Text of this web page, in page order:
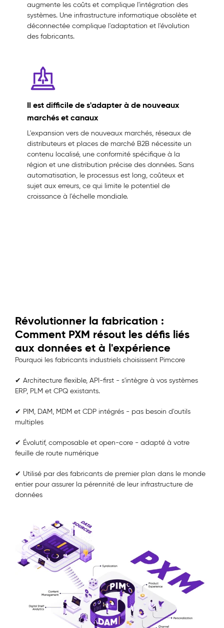
augmente les coûts et complique l'intégration des
systèmes. Une infrastructure informatique obsolète et
déconnectée complique l'adaptation et l'évolution
des fabricants.
Il est difficile de s'adapter à de nouveaux
marchés et canaux
L'expansion vers de nouveaux marchés, réseaux de
distributeurs et places de marché B2B nécessite un
contenu localisé, une conformité spécifique à la
région et une distribution précise des données. Sans
automatisation, le processus est long, coûteux et
sujet aux erreurs, ce qui limite le potentiel de
croissance à l'échelle mondiale.
Révolutionner la fabrication :
Comment PXM résout les défis liés
aux données et à l'expérience
Pourquoi les fabricants industriels choisissent Pimcore
✔ Architecture flexible, API-first - s'intègre à vos systèmes
ERP, PLM et CPQ existants.
✔ PIM, DAM, MDM et CDP intégrés - pas besoin d'outils
multiples
✔ Évolutif, composable et open-core - adapté à votre
feuille de route numérique
✔ Utilisé par des fabricants de premier plan dans le monde
entier pour assurer la pérennité de leur infrastructure de
données